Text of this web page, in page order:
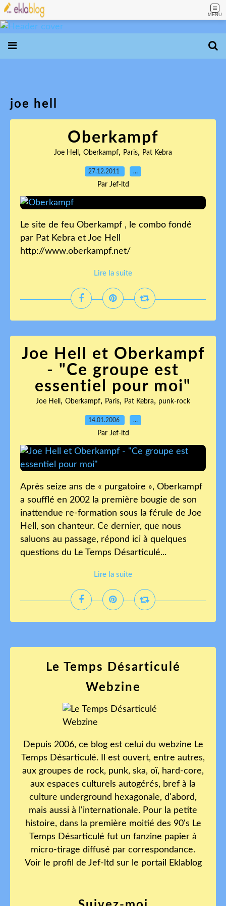
MENU
joe hell
Oberkampf
Joe Hell , Oberkampf, Paris, Pat Kebra
27.12.2011 …
Par Jef-ltd
Le site de feu Oberkampf , le combo fondé
par Pat Kebra et Joe Hell
http://www.oberkampf.net/
Lire la suite
Joe Hell et Oberkampf
- "Ce groupe est
essentiel pour moi"
Joe Hell , Oberkampf, Paris, Pat Kebra, punk-rock
14.01.2006 …
Par Jef-ltd
Après seize ans de « purgatoire », Oberkampf
a soufflé en 2002 la première bougie de son
inattendue re-formation sous la férule de Joe
Hell, son chanteur. Ce dernier, que nous
saluons au passage, répond ici à quelques
questions du Le Temps Désarticulé...
Lire la suite
Le Temps Désarticulé
Webzine
Depuis 2006, ce blog est celui du webzine Le
Temps Désarticulé. Il est ouvert, entre autres,
aux groupes de rock, punk, ska, oï, hard-core,
aux espaces culturels autogérés, bref à la
culture underground hexagonale, d'abord,
mais aussi à l'internationale. Pour la petite
histoire, dans la première moitié des 90's Le
Temps Désarticulé fut un fanzine papier à
micro-tirage diffusé par correspondance.
Voir le profil de Jef-ltd sur le portail Eklablog